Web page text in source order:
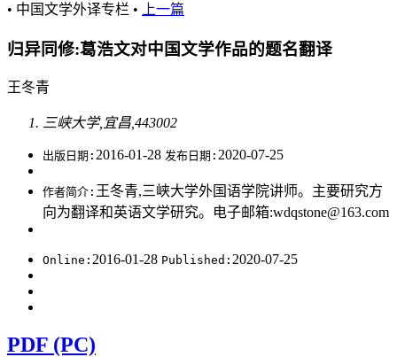
• 中国文学外译专栏 • 上一篇
归异同修:葛浩文对中国文学作品的题名翻译
王冬青
三峡大学,宜昌,443002
出版日期: 2016-01-28 发布日期: 2020-07-25
作者简介: 王冬青,三峡大学外国语学院讲师。主要研究方
向为翻译和英语文学研究。电子邮箱:wdqstone@163.com
Online: 2016-01-28 Published: 2020-07-25
PDF (PC)